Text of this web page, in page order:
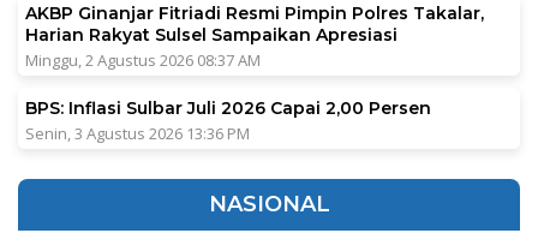
AKBP Ginanjar Fitriadi Resmi Pimpin Polres Takalar,
Harian Rakyat Sulsel Sampaikan Apresiasi
Minggu, 2 Agustus 2026 08:37 AM
BPS: Inflasi Sulbar Juli 2026 Capai 2,00 Persen
Senin, 3 Agustus 2026 13:36 PM
NASIONAL